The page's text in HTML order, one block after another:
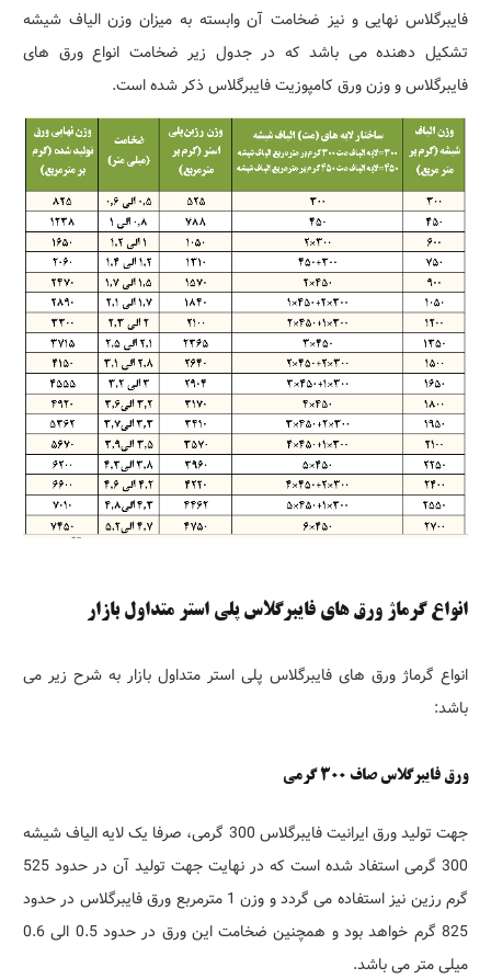
فایبرگلاس نهایی و نیز ضخامت آن وابسته به میزان وزن الیاف شیشه
تشکیل دهنده می باشد که در جدول زیر ضخامت انواع ورق های
فایبرگلاس و وزن ورق کامپوزیت فایبرگلاس ذکر شده است.
انواع گرماژ ورق های فایبرگلاس پلی استر متداول بازار
انواع گرماژ ورق های فایبرگلاس پلی استر متداول بازار به شرح زیر می
باشد:
ورق فایبرگلاس صاف 300 گرمی
جهت تولید ورق ایرانیت فایبرگلاس 300 گرمی، صرفا یک لایه الیاف شیشه
300 گرمی استفاد شده است که در نهایت جهت تولید آن در حدود 525
گرم رزین نیز استفاده می گردد و وزن 1 مترمربع ورق فایبرگلاس در حدود
825 گرم خواهد بود و همچنین ضخامت این ورق در حدود 0.5 الی 0.6
میلی متر می باشد.